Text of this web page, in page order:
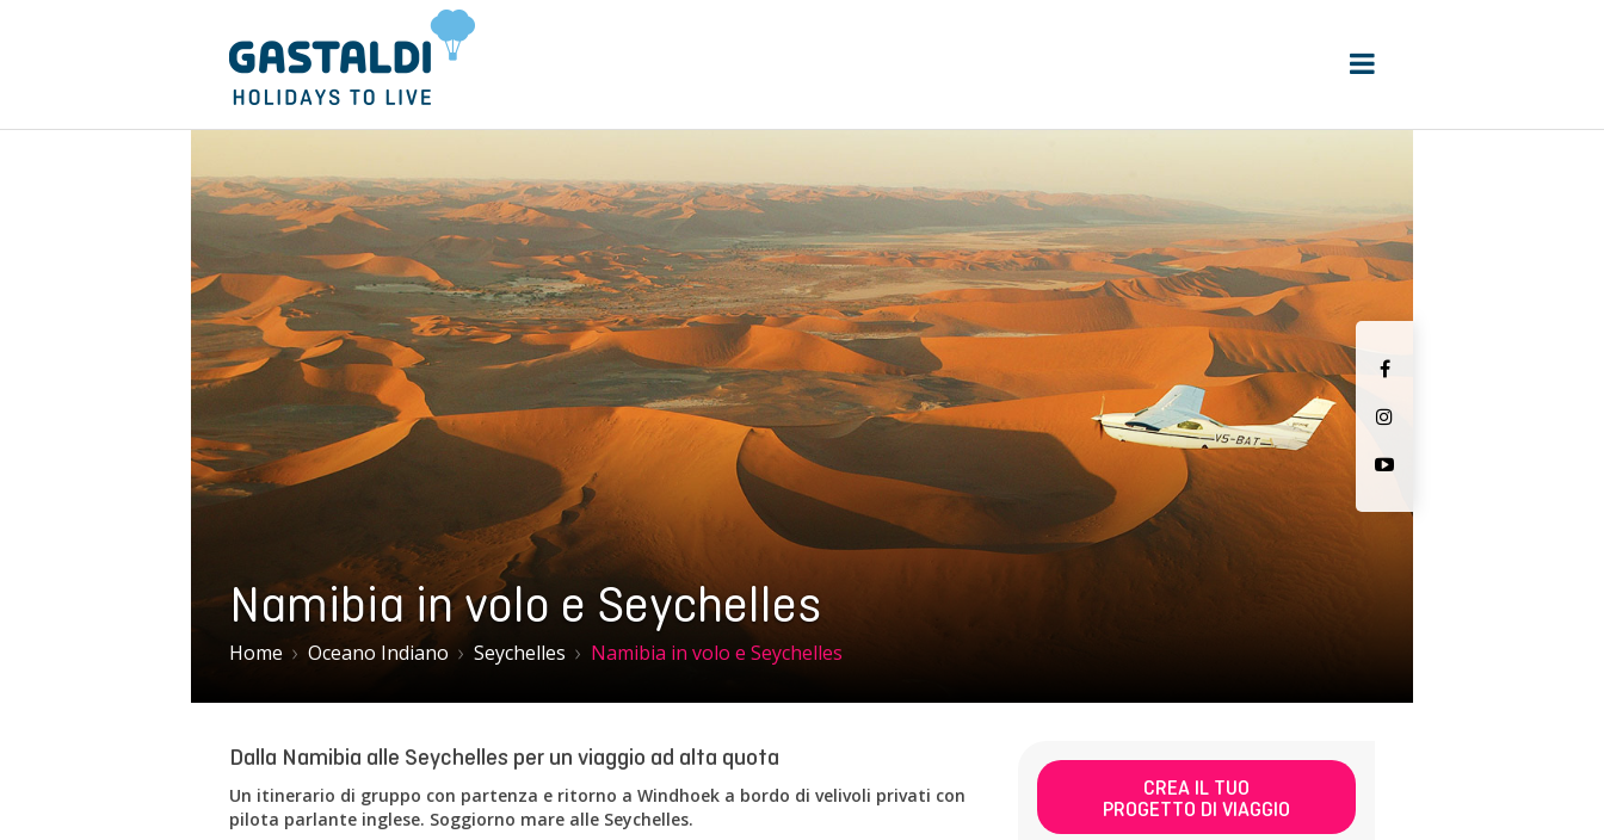
Namibia in volo e Seychelles
Home Oceano Indiano Seychelles Namibia in volo e Seychelles
Dalla Namibia alle Seychelles per un viaggio ad alta quota
Un itinerario di gruppo con partenza e ritorno a Windhoek a bordo di velivoli privati con
pilota parlante inglese. Soggiorno mare alle Seychelles.
CREA IL TUO
PROGETTO DI VIAGGIO